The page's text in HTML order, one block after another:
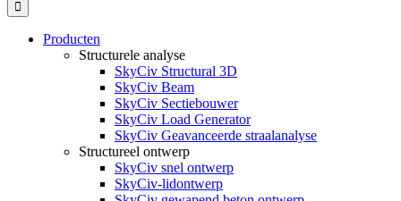
Producten
Structurele analyse
SkyCiv Structural 3D
SkyCiv Beam
SkyCiv Sectiebouwer
SkyCiv Load Generator
SkyCiv Geavanceerde straalanalyse
Structureel ontwerp
SkyCiv snel ontwerp
SkyCiv-lidontwerp